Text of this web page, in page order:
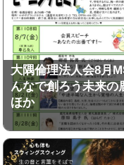
大隅倫理法人会8月
んなで創ろう未来の
ほか